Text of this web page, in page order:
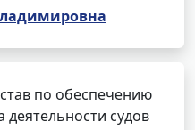
по обеспечению
деятельности судов